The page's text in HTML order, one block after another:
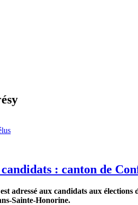
candidats : canton de
adressé aux candidats aux élections
Sainte-Honorine.